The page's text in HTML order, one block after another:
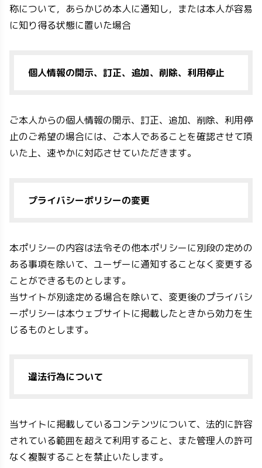
称について，あらかじめ本人に通知し，または本人が容易
に知り得る状態に置いた場合
個人情報の開示、訂正、追加、削除、利用停止
ご本人からの個人情報の開示、訂正、追加、削除、利用停
止のご希望の場合には、ご本人であることを確認させて頂
いた上、速やかに対応させていただきます。
プライバシーポリシーの変更
本ポリシーの内容は法令その他本ポリシーに別段の定めの
ある事項を除いて、ユーザーに通知することなく変更する
ことができるものとします。
当サイトが別途定める場合を除いて、変更後のプライバシ
ーポリシーは本ウェブサイトに掲載したときから効力を生
じるものとします。
違法行為について
当サイトに掲載しているコンテンツについて、法的に許容
されている範囲を超えて利用すること、また管理人の許可
なく複製することを禁止いたします。